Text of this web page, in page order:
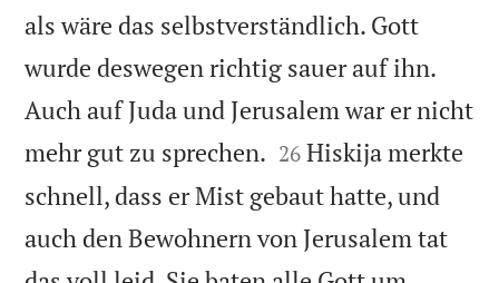
als wäre das selbstverständlich. Gott
wurde deswegen richtig sauer auf ihn.
Auch auf Juda und Jerusalem war er nicht
mehr gut zu sprechen. 

26 Hiskija merkte
schnell, dass er Mist gebaut hatte, und
auch den Bewohnern von Jerusalem tat